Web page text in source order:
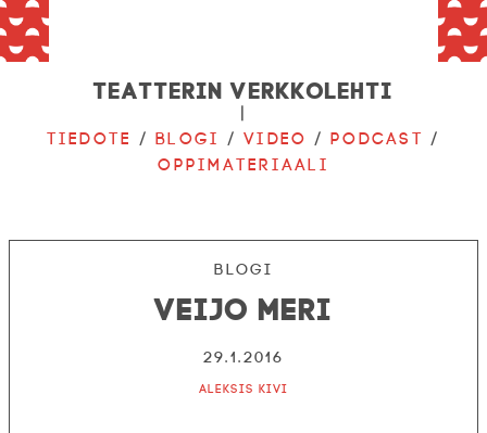
Teatterin verkkolehti
|
Tiedote /Blogi /Video /Podcast /
Oppimateriaali
Blogi
Veijo Meri
29.1.2016
Aleksis Kivi